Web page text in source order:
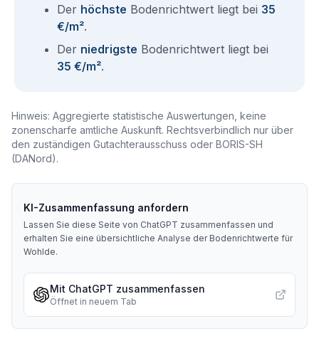
Der höchste Bodenrichtwert liegt bei 35
€/m².
Der niedrigste Bodenrichtwert liegt bei
35 €/m².
Hinweis: Aggregierte statistische Auswertungen, keine
zonenscharfe amtliche Auskunft. Rechtsverbindlich nur über
den zuständigen Gutachterausschuss oder BORIS-SH
(DANord).
KI-Zusammenfassung anfordern
Lassen Sie diese Seite von ChatGPT zusammenfassen und
erhalten Sie eine übersichtliche Analyse der Bodenrichtwerte für
Wohlde.
Mit ChatGPT zusammenfassen
Öffnet in neuem Tab